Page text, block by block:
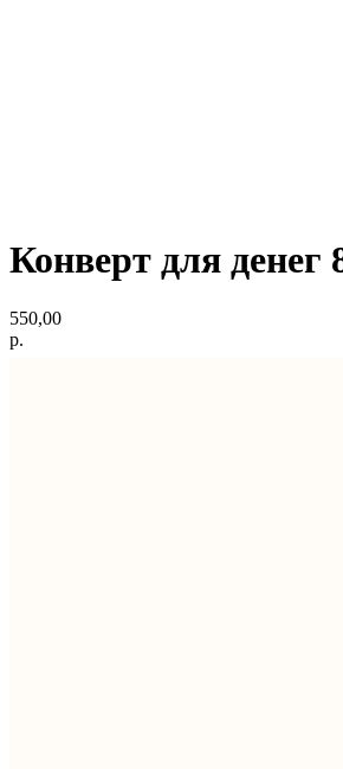
Конверт для денег
550,00
р.